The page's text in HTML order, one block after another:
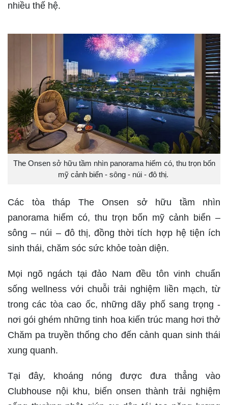
nhiều thế hệ.
The Onsen sở hữu tầm nhìn panorama hiếm có, thu trọn bốn
mỹ cảnh biển - sông - núi - đô thị.
Các tòa tháp The Onsen sở hữu tầm nhìn
panorama hiếm có, thu trọn bốn mỹ cảnh biển –
sông – núi – đô thị, đồng thời tích hợp hệ tiện ích
sinh thái, chăm sóc sức khỏe toàn diện.
Mọi ngõ ngách tại đảo Nam đều tôn vinh chuẩn
sống wellness với chuỗi trải nghiệm liền mạch, từ
trong các tòa cao ốc, những dãy phố sang trọng -
nơi gói ghém những tinh hoa kiến trúc mang hơi thở
Chăm pa truyền thống cho đến cảnh quan sinh thái
xung quanh.
Tại đây, khoáng nóng được đưa thẳng vào
Clubhouse nội khu, biến onsen thành trải nghiệm